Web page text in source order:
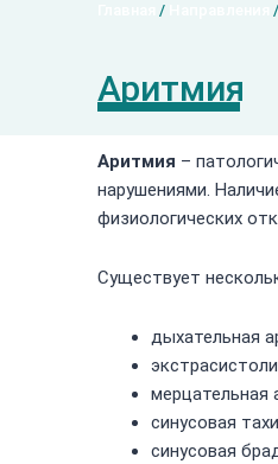
/ /
Аритмия
Аритмия –
нарушениями.
физиологических
Существует
дыхательная
мерцательная
синусовая
синусовая